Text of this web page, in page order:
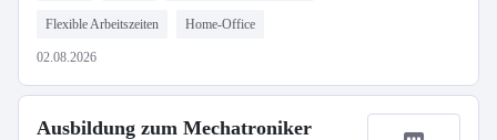
Flexible Arbeitszeiten Home-Office
02.08.2026
Ausbildung zum Mechatroniker